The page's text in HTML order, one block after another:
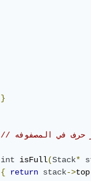
}
int isFull(Stack*
{ return stack->top